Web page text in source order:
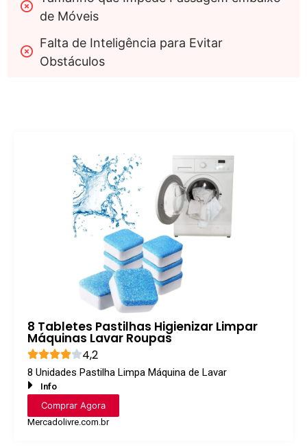
de Móveis
Falta de Inteligência para Evitar
Obstáculos
8 Tabletes Pastilhas Higienizar Limpar
Máquinas Lavar Roupas
4,2
8 Unidades Pastilha Limpa Máquina de Lavar
Info
Comprar Agora
Mercadolivre.com.br